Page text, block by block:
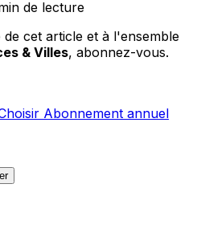
de lecture
cet article et à l'ensemble
& Villes, abonnez-vous.
Abonnement annuel